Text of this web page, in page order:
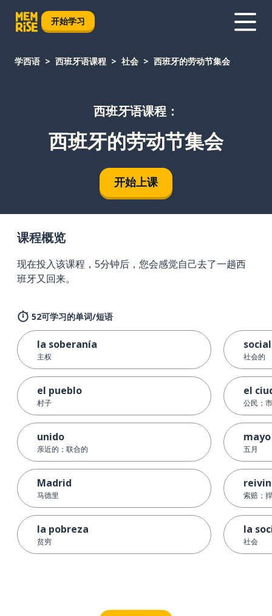
开始学习
学西语 西班牙语课程 社会 西班牙的劳动节集会
西班牙语课程：
西班牙的劳动节集会
开始上课
课程概览
现在投入该课程，5分钟后，您会感觉自己去了一趟西
班牙又回来。
52可学习的单词/短语
la soberanía
主权
el pueblo
村子
unido
亲近的；联合的
Madrid
马德里
la pobreza
贫穷
social
社会的
el
公民；
mayo
五月
索赔；
la
社会